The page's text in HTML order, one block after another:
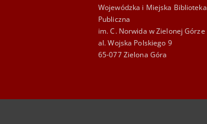
Wojewódzka i Miejska Biblioteka
Publiczna
im. C. Norwida w Zielonej Górze
al. Wojska Polskiego 9
65-077 Zielona Góra